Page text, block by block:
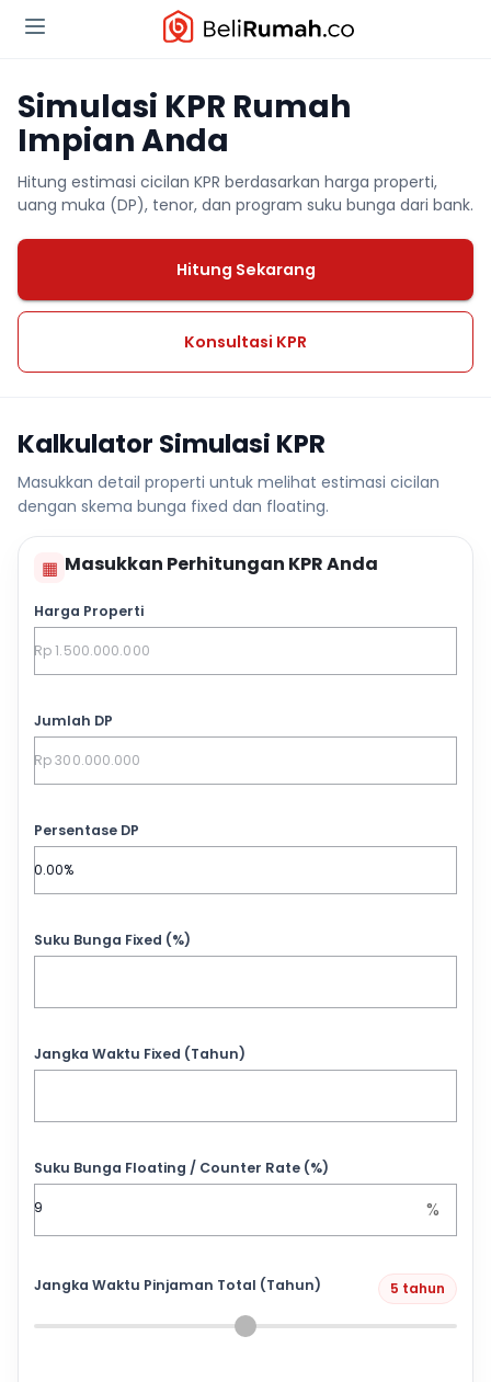
Simulasi KPR Rumah
Impian Anda
Hitung estimasi cicilan KPR berdasarkan harga properti,
uang muka (DP), tenor, dan program suku bunga dari bank.
Hitung Sekarang
Konsultasi KPR
Kalkulator Simulasi KPR
Masukkan detail properti untuk melihat estimasi cicilan
dengan skema bunga fixed dan floating.
▦ Masukkan Perhitungan KPR Anda
Harga Properti
Jumlah DP
Persentase DP
Suku Bunga Fixed (%)
Jangka Waktu Fixed (Tahun)
Suku Bunga Floating / Counter Rate (%)
%
Jangka Waktu Pinjaman Total (Tahun) 5 tahun